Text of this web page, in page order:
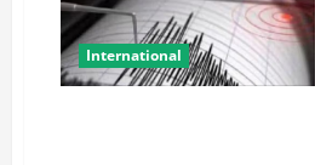
युवाओं
ने
बनाई
ये
पार्टी
International